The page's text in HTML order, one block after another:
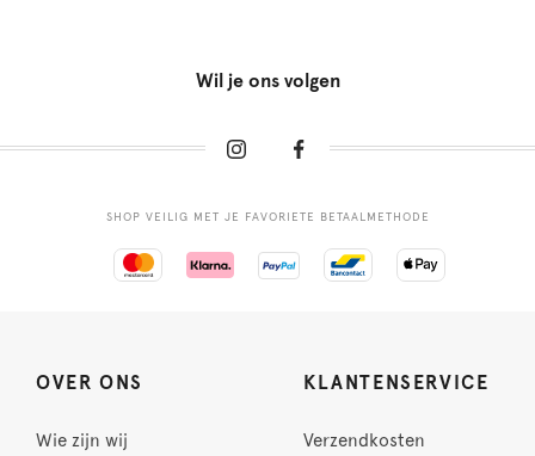
Wil je ons volgen
SHOP VEILIG MET JE FAVORIETE BETAALMETHODE
OVER ONS
Wie zijn wij
KLANTENSERVICE
Verzendkosten